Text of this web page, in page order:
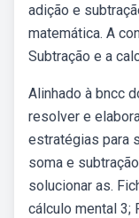
adição e
matemática. A
Subtração e a
Alinhado à bncc
resolver e
estratégias para
soma e
solucionar as.
cálculo mental 3;